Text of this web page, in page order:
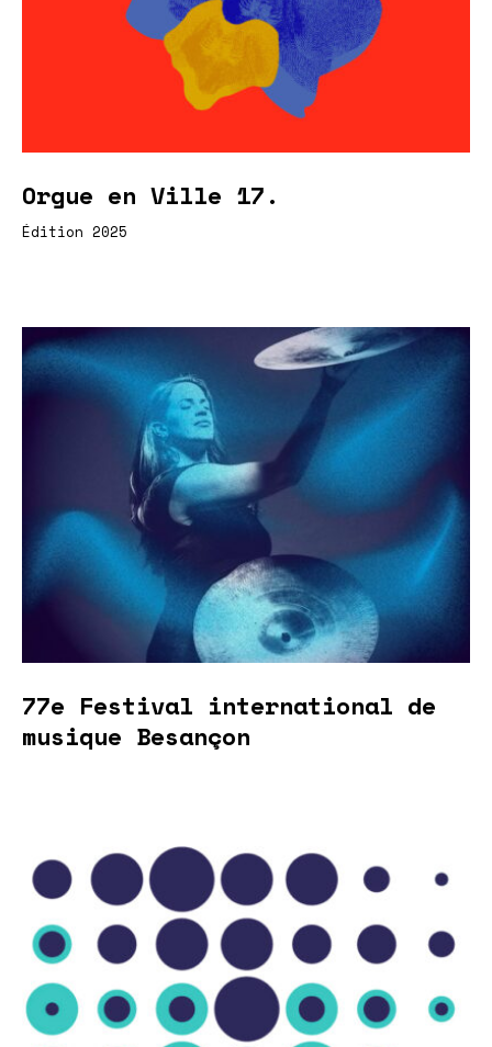
Orgue en Ville 17.
Édition 2025
77e Festival international de
musique Besançon